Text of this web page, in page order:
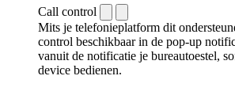
Call control
Mits je telefonieplatform dit
control beschikbaar in de pop-up
vanuit de notificatie je bureautoestel,
device bedienen.